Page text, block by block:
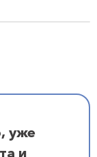
уже
и